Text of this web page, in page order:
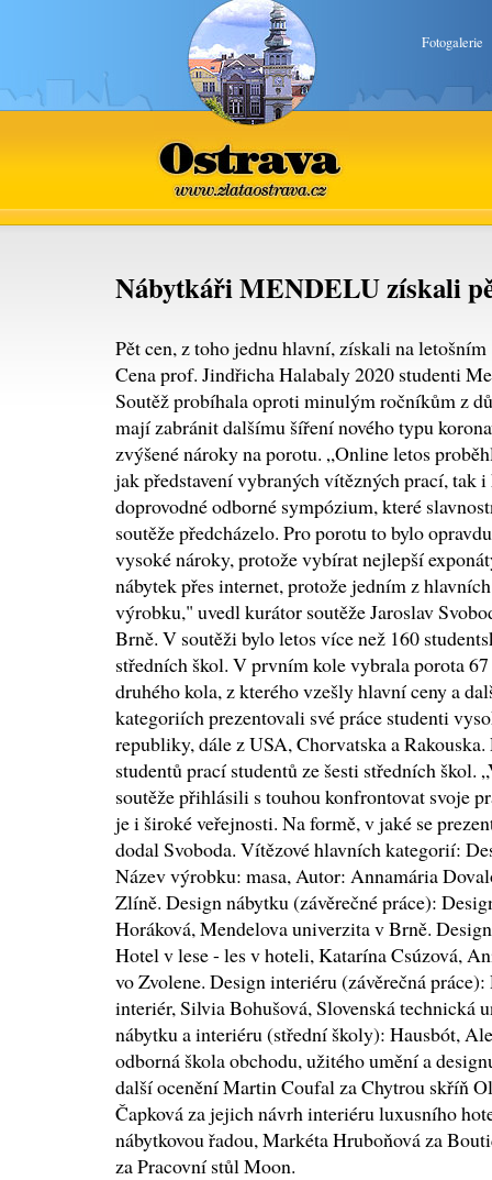
Fotogalerie
Ostrava
www.zlataostrava.cz
Nábytkáři MENDELU získali
Pět cen, z toho jednu hlavní, získali na
Cena prof. Jindřicha Halabaly 2020 studenti
Soutěž probíhala oproti minulým ročníkům z
mají zabránit dalšímu šíření nového typu
zvýšené nároky na porotu. „Online letos
jak představení vybraných vítězných prací, tak
doprovodné odborné sympózium, které
soutěže předcházelo. Pro porotu to bylo
vysoké nároky, protože vybírat nejlepší
nábytek přes internet, protože jedním z
výrobku," uvedl kurátor soutěže Jaroslav
Brně. V soutěži bylo letos více než 160
středních škol. V prvním kole vybrala porota
druhého kola, z kterého vzešly hlavní ceny a
kategoriích prezentovali své práce studenti
republiky, dále z USA, Chorvatska a
studentů prací studentů ze šesti středních škol.
soutěže přihlásili s touhou konfrontovat svoje
je i široké veřejnosti. Na formě, v jaké se
dodal Svoboda. Vítězové hlavních kategorií:
Název výrobku: masa, Autor: Annamária
Zlíně. Design nábytku (závěrečné práce):
Horáková, Mendelova univerzita v Brně.
Hotel v lese - les v hoteli, Katarína Csúzová,
vo Zvolene. Design interiéru (závěrečná
interiér, Silvia Bohušová, Slovenská technická
nábytku a interiéru (střední školy): Hausbót,
odborná škola obchodu, užitého umění a
další ocenění Martin Coufal za Chytrou skříň
Čapková za jejich návrh interiéru luxusního
nábytkovou řadou, Markéta Hruboňová za
za Pracovní stůl Moon.